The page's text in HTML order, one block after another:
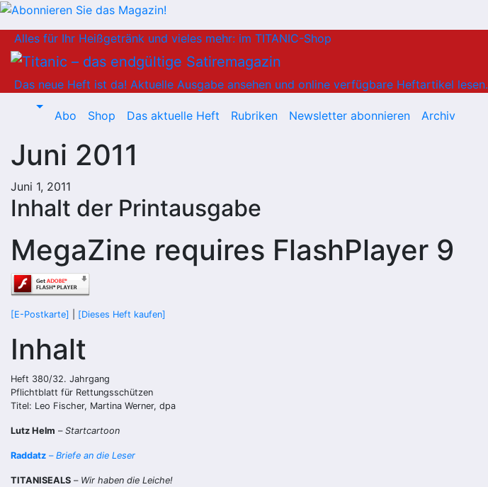
Inhalt
springen
Alles für Ihr Heißgetränk und vieles mehr: im TITANIC-Shop
Das neue Heft ist da! Aktuelle Ausgabe ansehen und online verfügbare Heftartikel lesen.
Abo Shop Das aktuelle Heft Rubriken Newsletter abonnieren Archiv
Juni 2011
Juni 1, 2011
Inhalt der Printausgabe
MegaZine requires FlashPlayer 9
[E-Postkarte] [Dieses Heft kaufen]
Inhalt
Heft 380/32. Jahrgang
Pflichtblatt für Rettungsschützen
Titel: Leo Fischer, Martina Werner, dpa
Lutz Helm – Startcartoon
Raddatz – Briefe an die Leser
TITANISEALS – Wir haben die Leiche!